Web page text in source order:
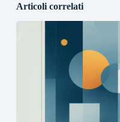
Articoli correlati